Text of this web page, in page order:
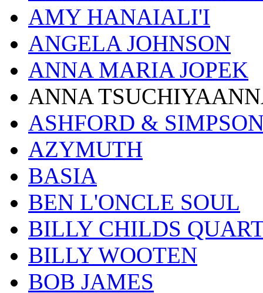
AMY HANAIALI'I
ANGELA JOHNSON
ANNA MARIA JOPEK
ANNA
ASHFORD &
AZYMUTH
BASIA
BEN L'ONCLE SOUL
BILLY CHILDS
BILLY WOOTEN
BOB JAMES